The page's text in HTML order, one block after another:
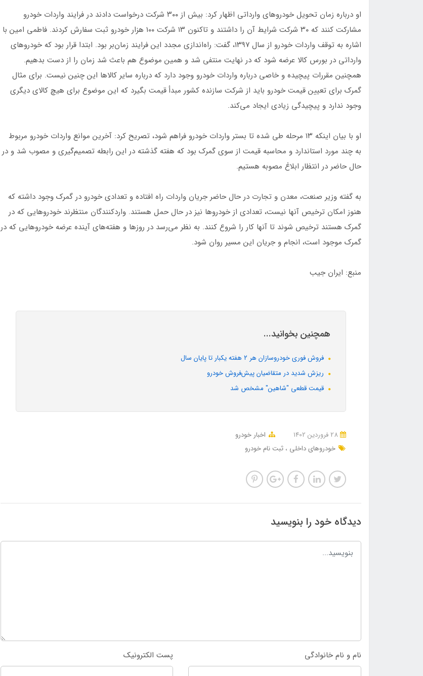
او درباره زمان تحویل خودروهای وارداتی اظهار کرد: بیش از ۳۰۰ شرکت درخواست دادند در فرایند واردات خودرو
مشارکت کنند که ۳۰ شرکت شرایط آن را داشتند و تاکنون ۱۳ شرکت ۱۰۰ هزار خودرو ثبت سفارش کردند. فاطمی امین با
اشاره به توقف واردات خودرو از سال ۱۳۹۷، گفت: راه‌اندازی مجدد این فرایند زمان‌بر بود. ابتدا قرار بود که خودروهای
وارداتی در بورس کالا عرضه شود که در نهایت منتفی شد و همین موضوع هم باعث شد زمان را از دست بدهیم.
همچنین مقررات پیچیده و خاصی درباره واردات خودرو وجود دارد که درباره سایر کالاها این چنین نیست. برای مثال
گمرک برای تعیین قیمت خودرو باید از شرکت سازنده کشور مبدأ قیمت بگیرد که این موضوع برای هیچ کالای دیگری
وجود ندارد و پیچیدگی زیادی ایجاد می‌کند.
او با بیان اینکه ۱۳ مرحله طی شده تا بستر واردات خودرو فراهم شود، تصریح کرد: آخرین موانع واردات خودرو مربوط
به چند مورد استاندارد و محاسبه قیمت از سوی گمرک بود که هفته گذشته در این رابطه تصمیم‌گیری و مصوب شد و در
حال حاضر در انتظار ابلاغ مصوبه هستیم.
به گفته وزیر صنعت، معدن و تجارت در حال حاضر جریان واردات راه افتاده و تعدادی خودرو در گمرک وجود داشته که
هنوز امکان ترخیص آنها نیست، تعدادی از خودروها نیز در حال حمل‌ هستند. واردکنندگان منتظرند خودروهایی که در
گمرک هستند ترخیص شوند تا آنها کار را شروع کنند. به نظر می‌رسد در روزها و هفته‌های آینده عرضه خودروهایی که در
گمرک موجود است، انجام و جریان این مسیر روان شود.
منبع: ایران جیب
همچنین بخوانید...
فروش فوری خودروسازان هر ۲ هفته یکبار تا پایان سال
ریزش شدید در متقاضیان پیش‌فروش خودرو
قیمت قطعی "شاهین" مشخص شد
اخبار خودرو
خودروهای داخلی
ثبت نام خودرو
دیدگاه خود را بنویسید
نام و نام خانوادگی پست الکترونیک